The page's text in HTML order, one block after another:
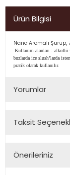
Ürün Bilgisi
Nane Aromalı Şurup,
Kullanım alanları : alkollü
buzlarda ice slush’larda
pratik olarak kullanılır.
Yorumlar
Taksit
Önerileriniz